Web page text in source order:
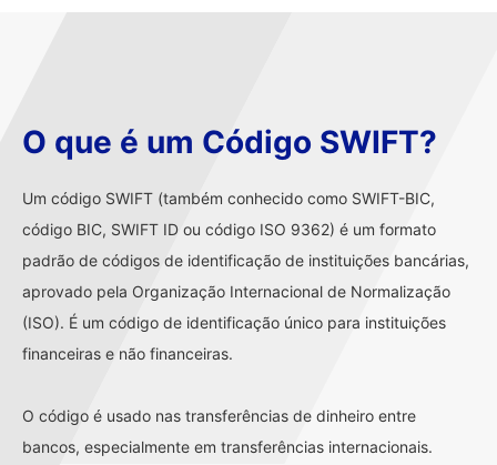
O que é um Código SWIFT?
Um código SWIFT (também conhecido como SWIFT-BIC,
código BIC, SWIFT ID ou código ISO 9362) é um formato
padrão de códigos de identificação de instituições bancárias,
aprovado pela Organização Internacional de Normalização
(ISO). É um código de identificação único para instituições
financeiras e não financeiras.
O código é usado nas transferências de dinheiro entre
bancos, especialmente em transferências internacionais.